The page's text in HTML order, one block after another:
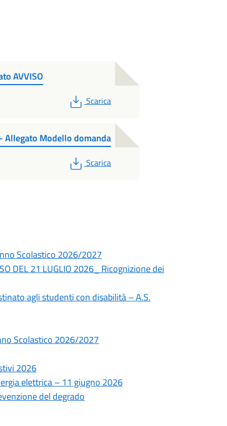
AVVISO
PDF
Scarica
Modello domanda
PDF
Scarica
Scolastico 2026/2027
DEL 21 LUGLIO 2026_ Ricognizione dei
agli studenti con disabilità – A.S.
Scolastico 2026/2027
2026
elettrica – 11 giugno 2026
del degrado